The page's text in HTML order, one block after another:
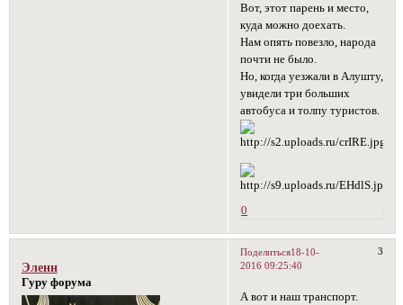
Вот, этот парень и место,
куда можно доехать.
Нам опять повезло, народа
почти не было.
Но, когда уезжали в Алушту,
увидели три больших
автобуса и толпу туристов.
0
Поделиться 3
18-10-
2016 09:25:40
Эленн
Гуру форума
А вот и наш транспорт.